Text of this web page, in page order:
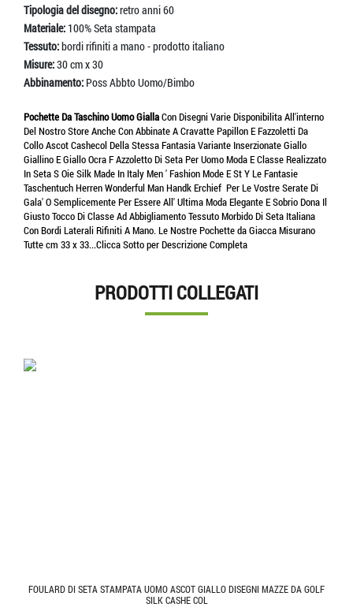
Tipologia del disegno:retro anni 60
Materiale: 100% Seta stampata
Tessuto:bordi rifiniti a mano - prodotto italiano
Misure:30 cm x 30
Abbinamento: Poss Abbto Uomo/Bimbo
Pochette Da Taschino Uomo GiallaCon Disegni Varie Disponibilita All'interno
Del Nostro Store Anche Con Abbinate A Cravatte Papillon E Fazzoletti Da
Collo Ascot Cashecol Della Stessa Fantasia Variante Inserzionate Giallo
Giallino E Giallo Ocra F Azzoletto Di Seta Per Uomo Moda E Classe Realizzato
In Seta S Oie Silk Made In Italy Men ' Fashion Mode E St Y Le Fantasie
Taschentuch Herren Wonderful Man Handk Erchief Per Le Vostre Serate Di
Gala' O Semplicemente Per Essere All' Ultima Moda Elegante E Sobrio Dona Il
Giusto Tocco Di Classe Ad Abbigliamento Tessuto Morbido Di Seta Italiana
Con Bordi Laterali Rifiniti A Mano. Le Nostre Pochette da Giacca Misurano
Tutte cm 33 x 33...Clicca Sotto per Descrizione Completa
PRODOTTI COLLEGATI
FOULARD DI SETA STAMPATA UOMO ASCOT GIALLO DISEGNI MAZZE DA GOLF
SILK CASHE COL